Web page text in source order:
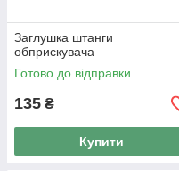
Заглушка штанги
обприскувача
Готово до відправки
135 ₴
Купити